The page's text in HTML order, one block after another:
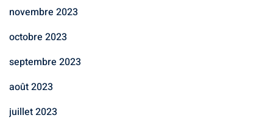
novembre 2023
octobre 2023
septembre 2023
août 2023
juillet 2023